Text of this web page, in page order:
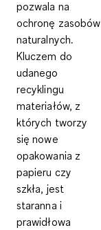
pozwala na
ochronę zasobów
naturalnych.
Kluczem do
udanego
recyklingu
materiałów, z
których tworzy
się nowe
opakowania z
papieru czy
szkła, jest
staranna i
prawidłowa